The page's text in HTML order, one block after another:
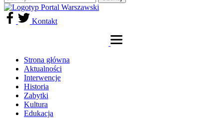
Kontakt
Strona główna
Aktualności
Interwencje
Historia
Zabytki
Kultura
Edukacja